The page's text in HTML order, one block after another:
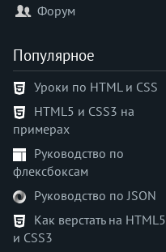
Форум
Популярное
Уроки по HTML и CSS
HTML5 и CSS3 на
примерах
Руководство по
флексбоксам
Руководство по JSON
Как верстать на HTML5
и CSS3